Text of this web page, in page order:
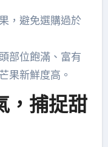
，避免選購過於
部位飽滿、富有
果新鮮度高。
，捕捉甜